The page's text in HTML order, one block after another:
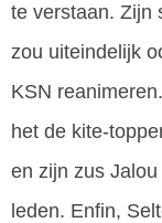
te verstaan. Zijn
zou uiteindelijk
KSN
het de kite-
en zijn zus
leden. Enfin,